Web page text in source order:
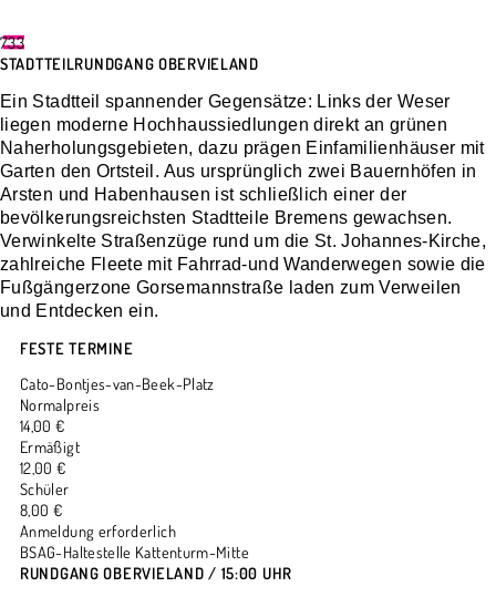
733
STADTTEILRUNDGANG OBERVIELAND
Ein Stadtteil spannender Gegensätze: Links der Weser
liegen moderne Hochhaussiedlungen direkt an grünen
Naherholungsgebieten, dazu prägen Einfamilienhäuser mit
Garten den Ortsteil. Aus ursprünglich zwei Bauernhöfen in
Arsten und Habenhausen ist schließlich einer der
bevölkerungsreichsten Stadtteile Bremens gewachsen.
Verwinkelte Straßenzüge rund um die St. Johannes-Kirche,
zahlreiche Fleete mit Fahrrad-und Wanderwegen sowie die
Fußgängerzone Gorsemannstraße laden zum Verweilen
und Entdecken ein.
FESTE TERMINE
Cato-Bontjes-van-Beek-Platz
Normalpreis
14,00 €
Ermäßigt
12,00 €
Schüler
8,00 €
Anmeldung erforderlich
BSAG-Haltestelle Kattenturm-Mitte
RUNDGANG OBERVIELAND / 15:00 UHR